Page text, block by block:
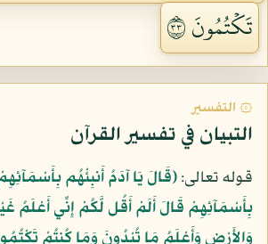
تَكۡتُمُونَ ٣٣
۞ التفسير
التبيان في تفسير القرآن
قوله تعالى:﴿قَالَ يَا آدَمُ أَنبِئْهُم
بِأَسْمَآئِهِمْ قَالَ أَلَمْ أَقُل لَّكُمْ إِنِّي أَعْلَمُ
وَالأَرْضِ وَأَعْلَمُ مَا تُبْدُونَ وَمَا كُنتُمْ